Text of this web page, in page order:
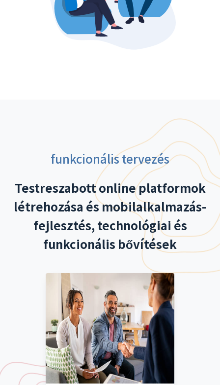
funkcionális tervezés
Testreszabott online platformok
létrehozása és mobilalkalmazás-
fejlesztés, technológiai és
funkcionális bővítések